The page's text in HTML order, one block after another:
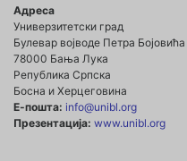
Адреса
Универзитетски град
Булевар војводе Петра
78000 Бања Лука
Република Српска
Босна и Херцеговина
Е-пошта: info@unibl.org
Презентација: www.unibl.org